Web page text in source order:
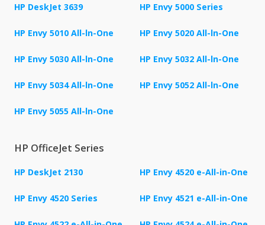
HP DeskJet 3639 HP Envy 5000 Series
HP Envy 5010 All-ln-One HP Envy 5020 All-ln-One
HP Envy 5030 All-ln-One HP Envy 5032 All-ln-One
HP Envy 5034 All-ln-One HP Envy 5052 All-ln-One
HP Envy 5055 All-ln-One
HP OfficeJet Series
HP DeskJet 2130 HP Envy 4520 e-All-in-One
HP Envy 4520 Series HP Envy 4521 e-All-in-One